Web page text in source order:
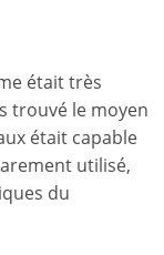
était très
trouvé le moyen
était capable
utilisé,
du